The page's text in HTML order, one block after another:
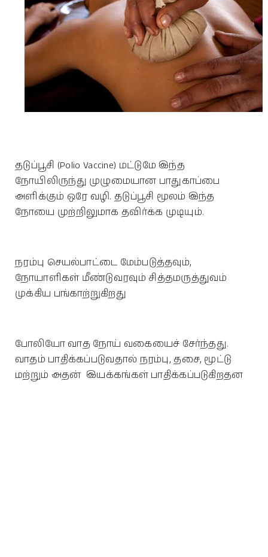
தடுப்பூசி (Polio Vaccine) மட்டுமே இந்த
நோயிலிருந்து முழுமையான பாதுகாப்பை
அளிக்கும் ஒரே வழி. தடுப்பூசி மூலம் இந்த
நோயை முற்றிலுமாக தவிர்க்க முடியும்.
நரம்பு செயல்பாட்டை மேம்படுத்தவும்,
நோயாளிகள் மீண்டுவரவும் சித்தமருத்துவம்
முக்கிய பங்காற்றுகிறது
போலியோ வாத நோய் வகையைச் சேர்ந்தது.
வாதம் பாதிக்கப்படுவதால் நரம்பு, தசை, மூட்டு
மற்றும் அதன் இயக்கங்கள் பாதிக்கப்படுகிறதன